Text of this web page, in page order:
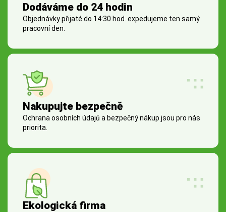
Dodáváme do 24 hodin
Objednávky přijaté do 14:30 hod. expedujeme ten samý
pracovní den.
Nakupujte bezpečně
Ochrana osobních údajů a bezpečný nákup jsou pro nás
priorita.
Ekologická firma